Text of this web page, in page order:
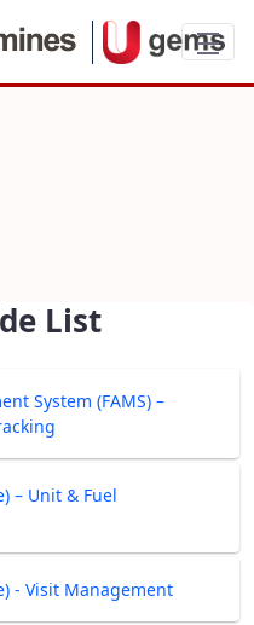
List
System (FAMS) –
– Unit & Fuel
- Visit Management